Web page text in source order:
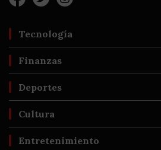
Tecnología
Finanzas
Deportes
Cultura
Entretenimiento